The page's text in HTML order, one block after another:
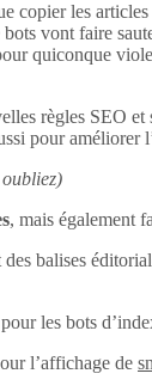
copier les
vont faire
quiconque
règles SEO
pour
, mais également
des balises
les bots
l’affichage de